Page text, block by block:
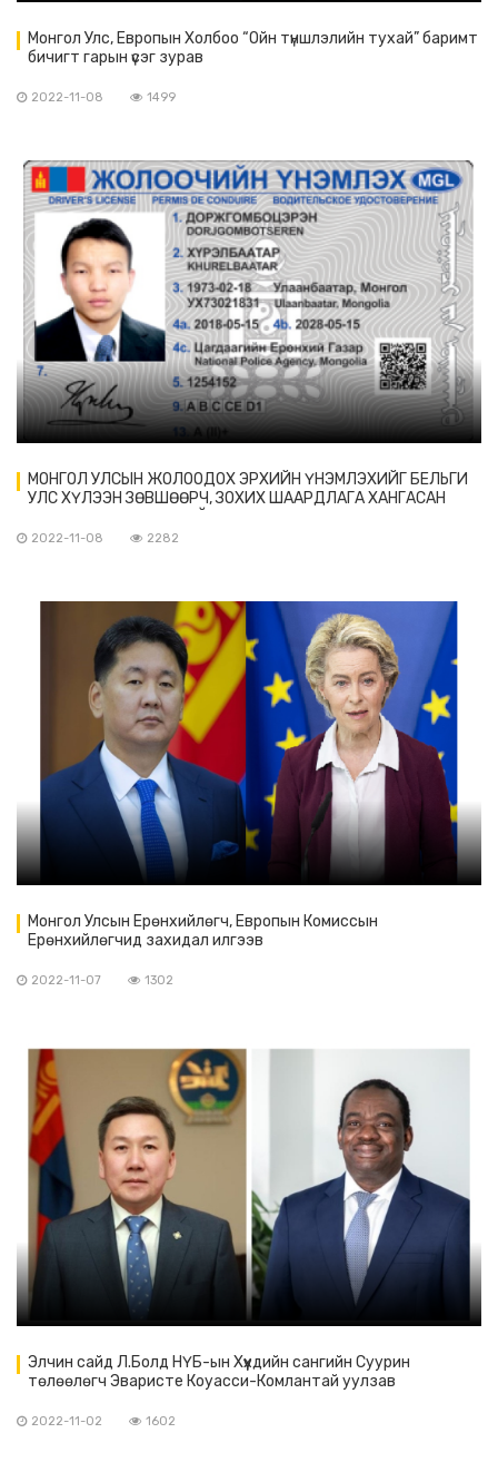
Монгол Улс, Европын Холбоо “Ойн түншлэлийн тухай” баримт
бичигт гарын үсэг зурав
2022-11-08 1499
МОНГОЛ УЛСЫН ЖОЛООДОХ ЭРХИЙН ҮНЭМЛЭХИЙГ БЕЛЬГИ
УЛС ХҮЛЭЭН ЗӨВШӨӨРЧ, ЗОХИХ ШААРДЛАГА ХАНГАСАН
ОЛГОХЫГ ЗӨВШӨӨРЛӨӨ
2022-11-08 2282
Монгол Улсын Ерөнхийлөгч, Европын Комиссын
Ерөнхийлөгчид захидал илгээв
2022-11-07 1302
Элчин сайд Л.Болд НҮБ-ын Хүүхдийн сангийн Суурин
төлөөлөгч Эваристе Коуасси-Комлантай уулзав
2022-11-02 1602